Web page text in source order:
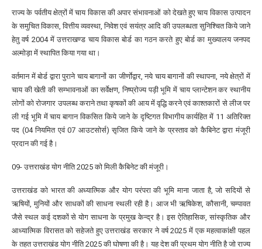
राज्य के पर्वतीय क्षेत्रों में चाय विकास की अपार संभावनाओं को देखते हुए चाय विकास उत्पादन
के समुचित विकास, वित्तीय व्यवस्था, निवेश एवं सयंत्र आदि की उपलब्धता सुनिश्चित किये जाने
हेतु वर्ष 2004 में उत्तराखण्ड चाय विकास बोर्ड का गठन करते हुए बोर्ड का मुख्यालय जनपद
अल्मोड़ा में स्थापित किया गया था।
वर्तमान में बोर्ड द्वारा पुराने चाय बागानों का जीर्णाेद्वार, नये चाय बागानों की स्थापना, नये क्षेत्रों में
चाय की खेती की सम्भावनाओं का सर्वेक्षण, निष्प्रोज्य पड़ी भूमि में चाय प्लान्टेशन कर स्थानीय
लोगों को रोजगार उपलब्ध कराने तथा कृषकों की आय में वृद्धि करने एवं काश्तकारों से लीज पर
ली गई भूमि में चाय बागान विकसित किये जाने के दृष्टिगत विभागीय कार्यहित में 11 अतिरिक्त
पद (04 नियमित एवं 07 आउटसोर्स) सृजित किये जाने के प्रस्ताव को कैबिनेट द्वारा मंजूरी
प्रदान की गई है।
09- उत्तराखंड योग नीति 2025 को मिली कैबिनेट की मंजूरी।
उत्तराखंड को भारत की अध्यात्मिक और योग परंपरा की भूमि माना जाता है, जो सदियों से
ऋषियों, मुनियों और साधकों की साधना स्थली रही है। आज भी ऋषिकेश, कौसानी, चम्पावत
जैसे स्थल कई दशकों से योग साधना के प्रमुख केन्द्र है। इस ऐतिहासिक, सांस्कृतिक और
आध्यात्मिक विरासत को सहेजते हुए उत्तराखंड सरकार ने वर्ष 2025 में एक महत्वाकांक्षी पहल
के तहत उत्तराखंड योग नीति 2025 की घोषणा की है। यह देश की प्रथम योग नीति है जो राज्य